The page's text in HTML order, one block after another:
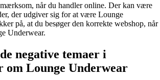
når du handler online. Der kan være
der udgiver sig for at være Lounge
på, at du besøger den korrekte webshop, når
Underwear.
negative temaer i
om Lounge Underwear